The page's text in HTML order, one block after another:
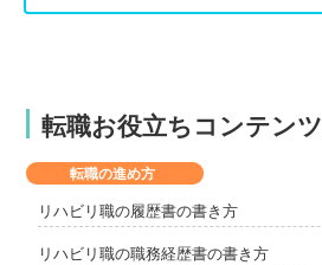
転職お役立ちコンテンツ
転職の進め方
リハビリ職の履歴書の書き方
リハビリ職の職務経歴書の書き方